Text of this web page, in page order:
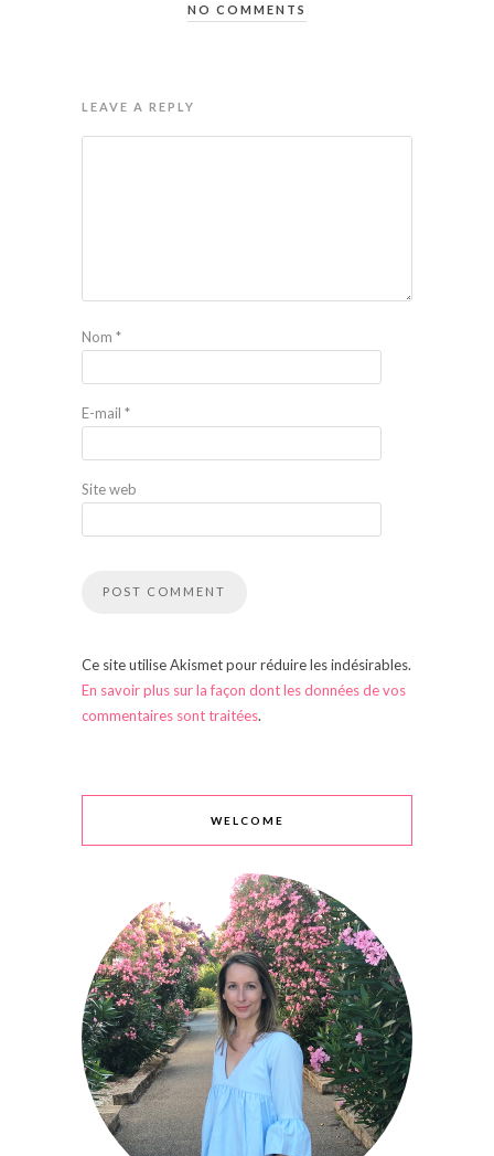
NO COMMENTS
LEAVE A REPLY
Nom *
E-mail *
Site web
Ce site utilise Akismet pour réduire les indésirables.
En savoir plus sur la façon dont les données de vos
commentaires sont traitées.
WELCOME